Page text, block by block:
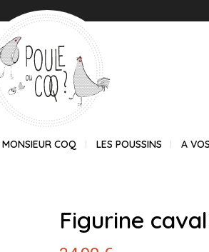
MONSIEUR COQ LES POUSSINS A
Figurine